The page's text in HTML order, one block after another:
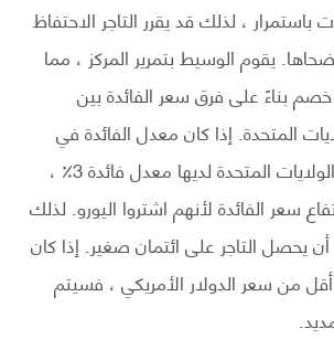
باستمرار ، لذلك قد يقرر التاجر الاحتفاظ
يقوم الوسيط بتمرير المركز ، مما
بناءً على فرق سعر الفائدة بين
المتحدة. إذا كان معدل الفائدة في
منطقة اليورو 4٪ والولايات المتحدة لديها معدل فائدة 3٪ ،
سعر الفائدة لأنهم اشتروا اليورو. لذلك
أن يحصل التاجر على ائتمان صغير. إذا كان
أقل من سعر الدولار الأمريكي ، فسيتم